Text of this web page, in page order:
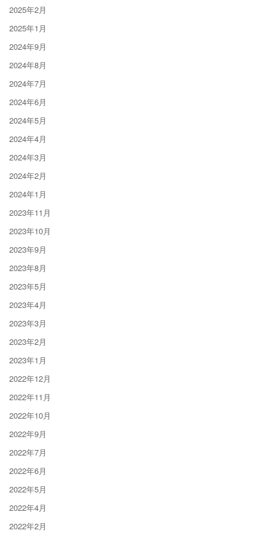
2025年2月
2025年1月
2024年9月
2024年8月
2024年7月
2024年6月
2024年5月
2024年4月
2024年3月
2024年2月
2024年1月
2023年11月
2023年10月
2023年9月
2023年8月
2023年5月
2023年4月
2023年3月
2023年2月
2023年1月
2022年12月
2022年11月
2022年10月
2022年9月
2022年7月
2022年6月
2022年5月
2022年4月
2022年2月